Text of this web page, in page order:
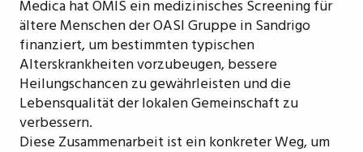
Medica hat OMIS ein medizinisches Screening für
ältere Menschen der OASI Gruppe in Sandrigo
finanziert, um bestimmten typischen
Alterskrankheiten vorzubeugen, bessere
Heilungschancen zu gewährleisten und die
Lebensqualität der lokalen Gemeinschaft zu
verbessern.
Diese Zusammenarbeit ist ein konkreter Weg, um